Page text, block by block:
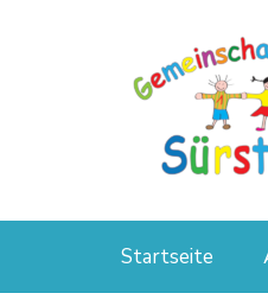
GGS
Startseite